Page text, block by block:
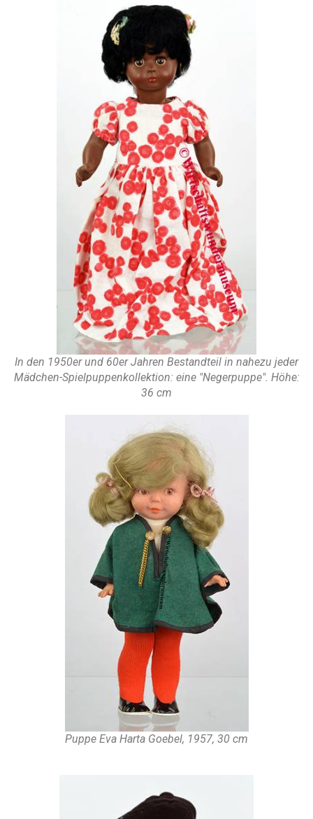
In den 1950er und 60er Jahren Bestandteil in nahezu jeder
Mädchen-Spielpuppenkollektion: eine "Negerpuppe". Höhe:
36 cm
Puppe Eva Harta Goebel, 1957, 30 cm